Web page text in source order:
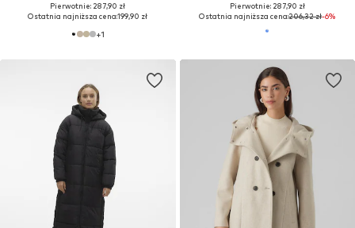
Pierwotnie: 287,90 zł
Ostatnia najniższa cena:199,90 zł
+1
Pierwotnie: 287,90 zł
Ostatnia najniższa cena:206,32 zł-6%